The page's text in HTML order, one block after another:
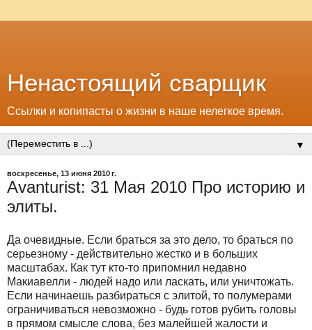
Ненастоящий сварщик
Ссылки и копипасты о жизни в наше нелегкое время.
▼
воскресенье, 13 июня 2010 г.
Avanturist: 31 Мая 2010 Про историю и
элиты.
Да очевидные. Если браться за это дело, то браться по
серьезному - действительно жестко и в больших
масштабах. Как тут кто-то припомнил недавно
Макиавелли - людей надо или ласкать, или уничтожать.
Если начинаешь разбираться с элитой, то полумерами
ограничиваться невозможно - будь готов рубить головы
в прямом смысле слова, без малейшей жалости и